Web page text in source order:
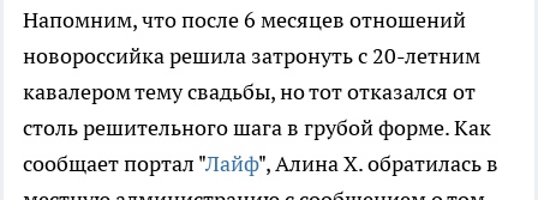
Напомним, что после 6 месяцев отношений
новороссийка решила затронуть с 20-летним
кавалером тему свадьбы, но тот отказался от
столь решительного шага в грубой форме. Как
сообщает портал "Лайф", Алина Х. обратилась в